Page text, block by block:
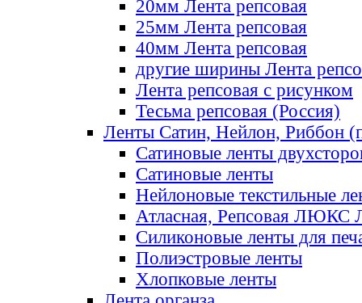
20мм Лента репсовая
25мм Лента репсовая
40мм Лента репсовая
другие ширины Лента
Лента репсовая с рисунком
Тесьма репсовая (Россия)
Ленты Сатин, Нейлон, Риббон
Сатиновые ленты
Сатиновые ленты
Нейлоновые текстильные
Атласная, Репсовая ЛЮКС
Силиконовые ленты для
Полиэстровые ленты
Хлопковые ленты